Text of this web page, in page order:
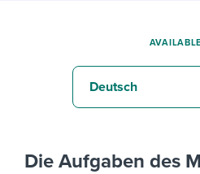
Die Aufgaben des
Deutsch